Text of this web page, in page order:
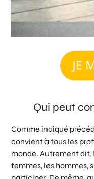
Qui peut
Comme indiqué
convient à tous les
monde. Autrement dit,
femmes, les hommes,